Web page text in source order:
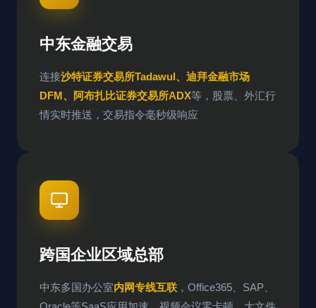
中东金融交易
连接沙特证券交易所Tadawul、迪拜金融市场
DFM、阿布扎比证券交易所ADX等，股票、外汇行
情实时推送，交易指令毫秒级响应
跨国企业区域总部
中东多国办公室内网专线互联 ，Office365、SAP、